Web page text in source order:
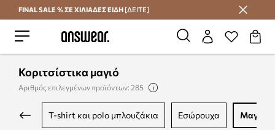
Εξοικονομήστε με το Answear Club
FINAL SALE % ΣΕ ΧΙΛΙΑΔΕΣ ΕΙΔΗ [ΔΕΙΤΕ]
Κοριτσίστικα μαγιό
Αριθμός επιλεγμένων προϊόντων: 285
t-shirt και polo μπλουζάκια εσώρουχα μαγιό